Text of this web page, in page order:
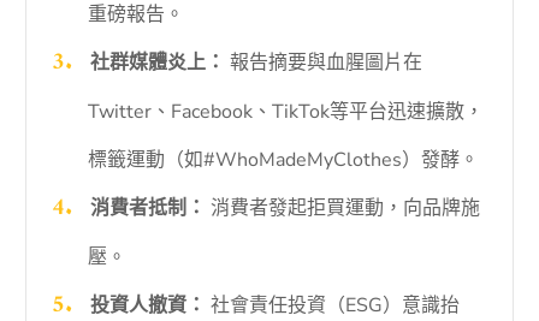
重磅報告。
社群媒體炎上： 報告摘要與血腥圖片在
Twitter、Facebook、TikTok等平台迅速擴散，
標籤運動（如#WhoMadeMyClothes）發酵。
消費者抵制： 消費者發起拒買運動，向品牌施
壓。
投資人撤資： 社會責任投資（ESG）意識抬